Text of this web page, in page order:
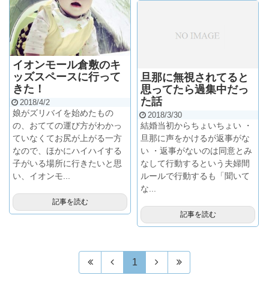
イオンモール倉敷のキ
ッズスペースに行って
きた！
2018/4/2
娘がズリバイを始めたもの
の、おてての運び方がわかっ
ていなくてお尻が上がる一方
なので、ほかにハイハイする
子がいる場所に行きたいと思
い、イオンモ...
記事を読む
旦那に無視されてると
思ってたら過集中だっ
た話
2018/3/30
結婚当初からちょいちょい ・
旦那に声をかけるが返事がな
い ・返事がないのは同意とみ
なして行動するという夫婦間
ルールで行動するも「聞いて
な...
記事を読む
1